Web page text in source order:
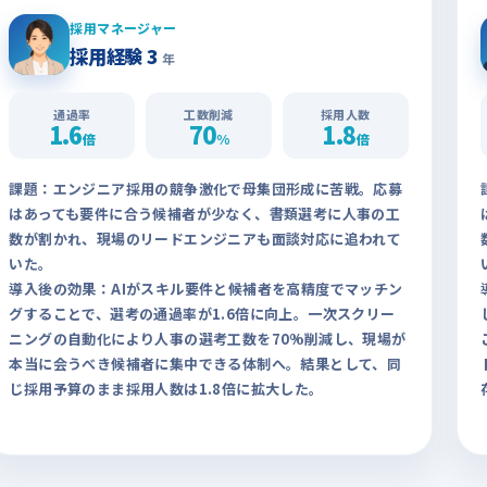
採用マネージャー
採用経験 3 年
通過率
1.6倍
工数削減
70%
採用人数
1.8倍
課題 ：エンジニア採用の競争激化で母集団形成に苦戦。応募
はあっても要件に合う候補者が少なく、書類選考に人事の工
数が割かれ、現場のリードエンジニアも面談対応に追われて
いた。
導入後の効果 ：AIがスキル要件と候補者を高精度でマッチン
グすることで、選考の通過率が1.6倍に向上。一次スクリー
ニングの自動化により人事の選考工数を70%削減し、現場が
本当に会うべき候補者に集中できる体制へ。結果として、同
じ採用予算のまま採用人数は1.8倍に拡大した。